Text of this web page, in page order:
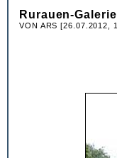
Rurauen-
VON ARS [26.07.2012,